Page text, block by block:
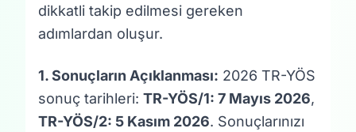
dikkatli takip edilmesi gereken
adımlardan oluşur.
1. Sonuçların Açıklanması: 2026 TR-YÖS
sonuç tarihleri: TR-YÖS/1: 7 Mayıs 2026,
TR-YÖS/2: 5 Kasım 2026. Sonuçlarınızı